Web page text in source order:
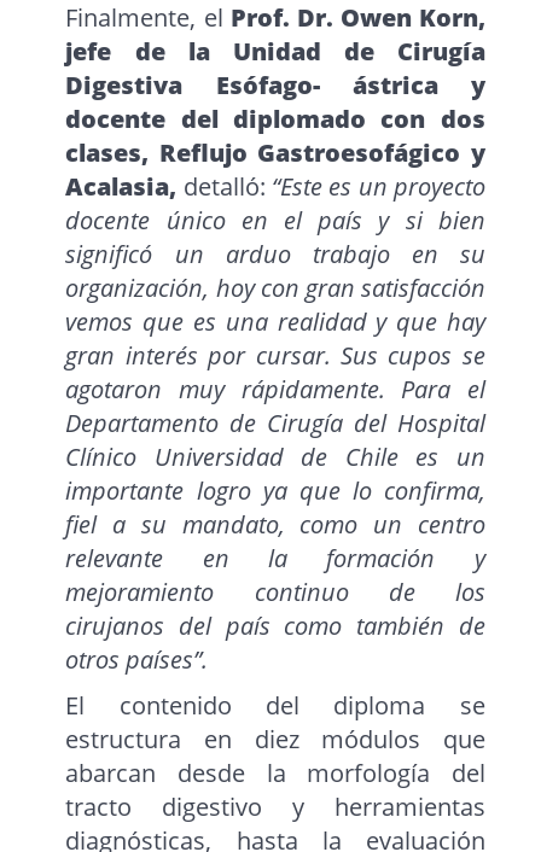
Finalmente, el Prof. Dr. Owen Korn,
jefe de la Unidad de Cirugía
Digestiva Esófago- ástrica y
docente del diplomado con dos
clases, Reflujo Gastroesofágico y
Acalasia, detalló: “Este es un proyecto
docente único en el país y si bien
significó un arduo trabajo en su
organización, hoy con gran satisfacción
vemos que es una realidad y que hay
gran interés por cursar. Sus cupos se
agotaron muy rápidamente. Para el
Departamento de Cirugía del Hospital
Clínico Universidad de Chile es un
importante logro ya que lo confirma,
fiel a su mandato, como un centro
relevante en la formación y
mejoramiento continuo de los
cirujanos del país como también de
otros países”.
El contenido del diploma se
estructura en diez módulos que
abarcan desde la morfología del
tracto digestivo y herramientas
diagnósticas, hasta la evaluación